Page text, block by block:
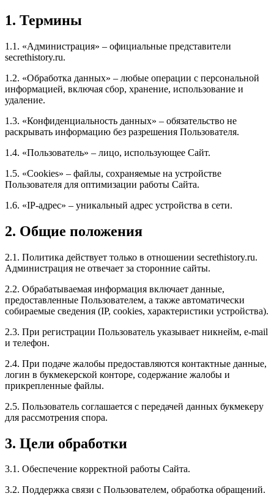
1. Термины
1.1. «Администрация» – официальные представители
secrethistory.ru.
1.2. «Обработка данных» – любые операции с персональной
информацией, включая сбор, хранение, использование и
удаление.
1.3. «Конфиденциальность данных» – обязательство не
раскрывать информацию без разрешения Пользователя.
1.4. «Пользователь» – лицо, использующее Сайт.
1.5. «Cookies» – файлы, сохраняемые на устройстве
Пользователя для оптимизации работы Сайта.
1.6. «IP-адрес» – уникальный адрес устройства в сети.
2. Общие положения
2.1. Политика действует только в отношении secrethistory.ru.
Администрация не отвечает за сторонние сайты.
2.2. Обрабатываемая информация включает данные,
предоставленные Пользователем, а также автоматически
собираемые сведения (IP, cookies, характеристики устройства).
2.3. При регистрации Пользователь указывает никнейм, e-mail
и телефон.
2.4. При подаче жалобы предоставляются контактные данные,
логин в букмекерской конторе, содержание жалобы и
прикрепленные файлы.
2.5. Пользователь соглашается с передачей данных букмекеру
для рассмотрения спора.
3. Цели обработки
3.1. Обеспечение корректной работы Сайта.
3.2. Поддержка связи с Пользователем, обработка обращений.